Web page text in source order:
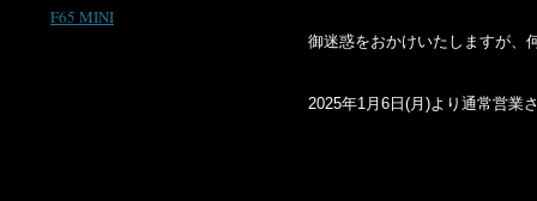
F65 MINI
御迷惑をおかけいたしますが、
2025年1月6日(月)より通常営業